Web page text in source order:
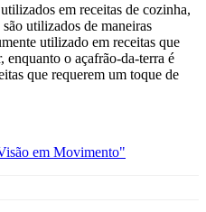
em receitas de cozinha,
utilizados de maneiras
utilizado em receitas que
enquanto o açafrão-da-terra é
que requerem um toque de
em Movimento"